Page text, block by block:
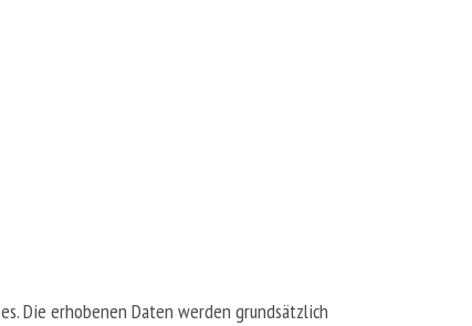
Die erhobenen Daten werden grundsätzlich